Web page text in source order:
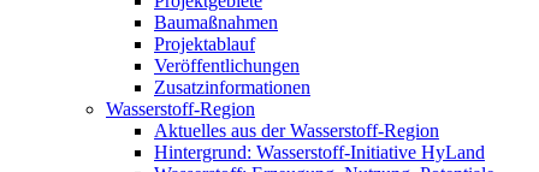
Baumaßnahmen
Projektablauf
Veröffentlichungen
Zusatzinformationen
Wasserstoff-Region
Aktuelles aus der Wasserstoff-Region
Hintergrund: Wasserstoff-Initiative HyLand